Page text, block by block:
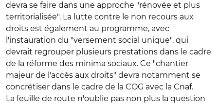
devra se faire dans une approche "rénovée et plus
territorialisée". La lutte contre le non recours aux
droits est également au programme, avec
l'instauration du "versement social unique", qui
devrait regrouper plusieurs prestations dans le cadre
de la réforme des minima sociaux. Ce "chantier
majeur de l'accès aux droits" devra notamment se
concrétiser dans le cadre de la COG avec la Cnaf.
La feuille de route n'oublie pas non plus la question